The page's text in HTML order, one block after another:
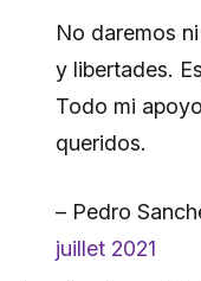
No daremos
y libertades.
Todo mi
queridos.
– Pedro
juillet 2021